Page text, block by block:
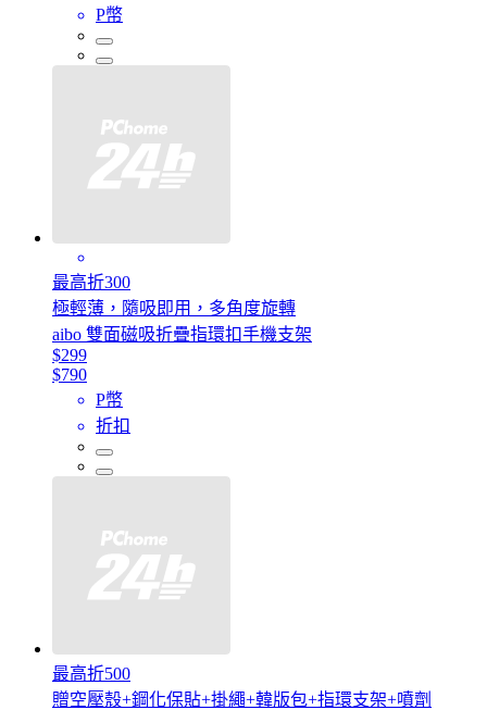
P幣
最高折300
極輕薄，隨吸即用，多角度旋轉
aibo 雙面磁吸折疊指環扣手機支架
$299
$790
P幣
折扣
最高折500
贈空壓殼+鋼化保貼+掛繩+韓版包+指環支架+噴劑